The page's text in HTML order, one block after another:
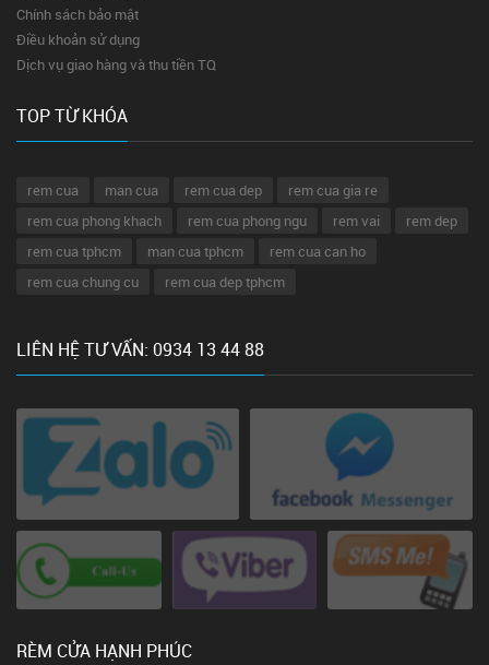
Chính sách bảo mật
Điều khoản sử dụng
Dịch vụ giao hàng và thu tiền TQ
TOP TỪ KHÓA
rem cua man cua rem cua dep
rem cua gia re
rem cua phong khach
rem cua phong ngu rem vai
rem dep
rem cua tphcm
man cua tphcm
rem cua can ho
rem cua chung cu
rem cua dep tphcm
LIÊN HỆ TƯ VẤN: 0934 13 44 88
RÈM CỬA HẠNH PHÚC